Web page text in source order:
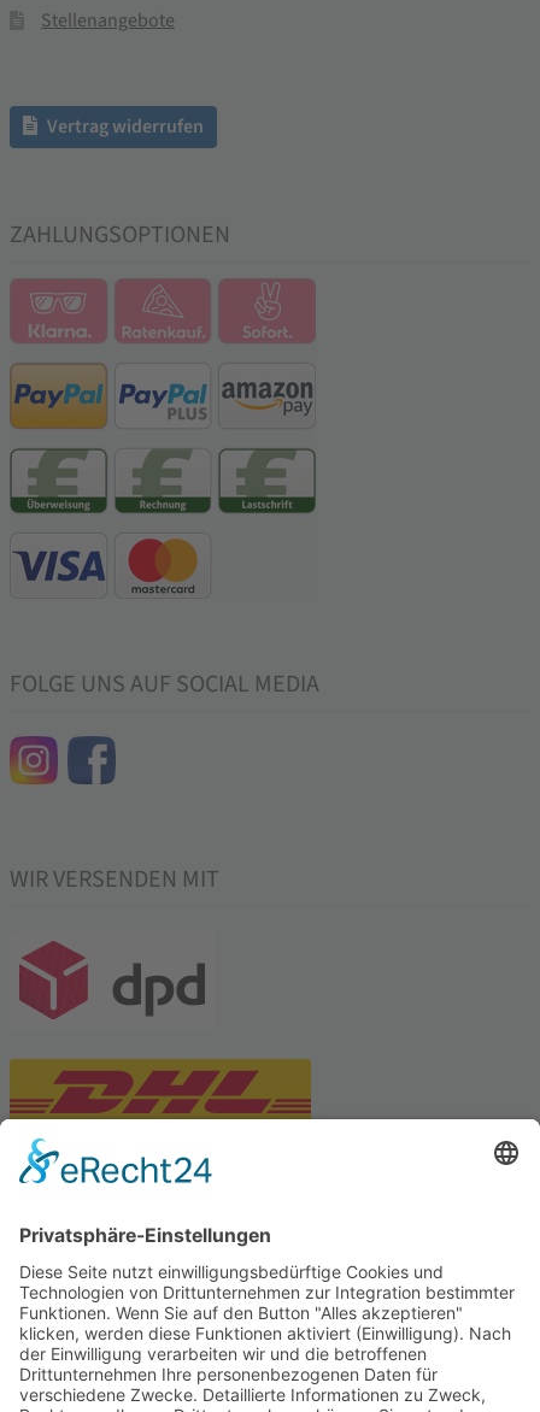
Stellenangebote
Vertrag widerrufen
ZAHLUNGSOPTIONEN
FOLGE UNS AUF SOCIAL MEDIA
WIR VERSENDEN MIT
Tekal – Textile Lebensqualität
Exklusive moderne & Orientteppiche
Feuerwerk XXL
Pyrotechnik online bestellen